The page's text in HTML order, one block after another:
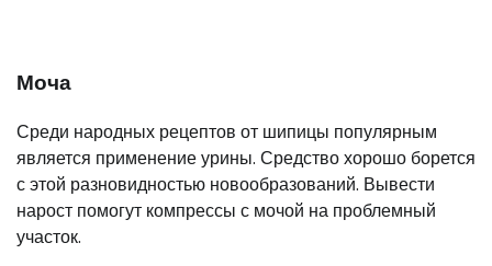
Моча
Среди народных рецептов от шипицы популярным
является применение урины. Средство хорошо борется
с этой разновидностью новообразований. Вывести
нарост помогут компрессы с мочой на проблемный
участок.